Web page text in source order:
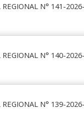
REGIONAL N° 141-
REGIONAL N° 140-
REGIONAL N° 139-